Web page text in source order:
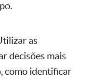
as
decisões mais
como identificar